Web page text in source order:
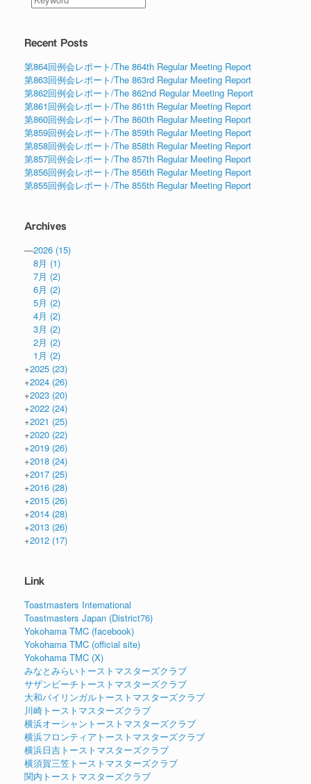
Recent Posts
第864回例会レポート/The 864th Regular Meeting Report
第863回例会レポート/The 863rd Regular Meeting Report
第862回例会レポート/The 862nd Regular Meeting Report
第861回例会レポート/The 861th Regular Meeting Report
第860回例会レポート/The 860th Regular Meeting Report
第859回例会レポート/The 859th Regular Meeting Report
第858回例会レポート/The 858th Regular Meeting Report
第857回例会レポート/The 857th Regular Meeting Report
第856回例会レポート/The 856th Regular Meeting Report
第855回例会レポート/The 855th Regular Meeting Report
Archives
—2026 (15)
8月 (1)
7月 (2)
6月 (2)
5月 (2)
4月 (2)
3月 (2)
2月 (2)
1月 (2)
+2025 (23)
+2024 (26)
+2023 (20)
+2022 (24)
+2021 (25)
+2020 (22)
+2019 (26)
+2018 (24)
+2017 (25)
+2016 (28)
+2015 (26)
+2014 (28)
+2013 (26)
+2012 (17)
Link
Toastmasters International
Toastmasters Japan (District76)
Yokohama TMC (facebook)
Yokohama TMC (official site)
Yokohama TMC (X)
みなとみらいトーストマスターズクラブ
サザンビーチトーストマスターズクラブ
大和バイリンガルトーストマスターズクラブ
川崎トーストマスターズクラブ
横浜オーシャントーストマスターズクラブ
横浜フロンティアトーストマスターズクラブ
横浜日吉トーストマスターズクラブ
横須賀三笠トーストマスターズクラブ
関内トーストマスターズクラブ